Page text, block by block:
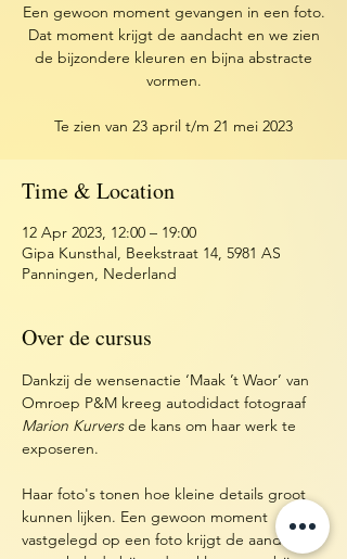
Een gewoon moment gevangen in een foto.
Dat moment krijgt de aandacht en we zien
de bijzondere kleuren en bijna abstracte
vormen.
Te zien van 23 april t/m 21 mei 2023
Time & Location
12 Apr 2023, 12:00 – 19:00
Gipa Kunsthal, Beekstraat 14, 5981 AS
Panningen, Nederland
Over de cursus
Dankzij de wensenactie ‘Maak ’t Waor’ van
Omroep P&M kreeg autodidact fotograaf
Marion Kurvers de kans om haar werk te
exposeren.
Haar foto's tonen hoe kleine details groot
kunnen lijken. Een gewoon moment
vastgelegd op een foto krijgt de aandacht